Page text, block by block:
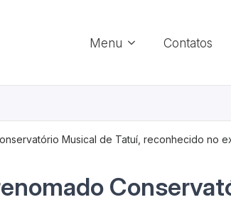
Menu Contatos
Musical de Tatuí, reconhecido no